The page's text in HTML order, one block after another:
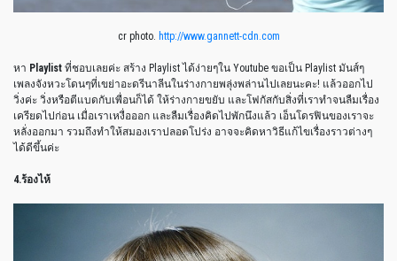
cr photo. http://www.gannett-cdn.com
หา Playlist ที่ชอบเลยค่ะ สร้าง Playlist ได้ง่ายๆใน Youtube ขอเป็น Playlist มันส์ๆ
เพลงจังหวะโดนๆที่เขย่าอะดรีนาลีนในร่างกายพลุ่งพล่านไปเลยนะคะ! แล้วออกไป
วิ่งค่ะ วิ่งหรือตีแบดกับเพื่อนก็ได้ ให้ร่างกายขยับ และโฟกัสกับสิ่งที่เราทำจนลืมเรื่อง
เครียดไปก่อน เมื่อเราเหงื่อออก และลืมเรื่องคิดไปพักนึงแล้ว เอ็นโดรฟินของเราจะ
หลั่งออกมา รวมถึงทำให้สมองเราปลอดโปร่ง อาจจะคิดหาวิธีแก้ไขเรื่องราวต่างๆ
ได้ดีขึ้นค่ะ
4.ร้องไห้